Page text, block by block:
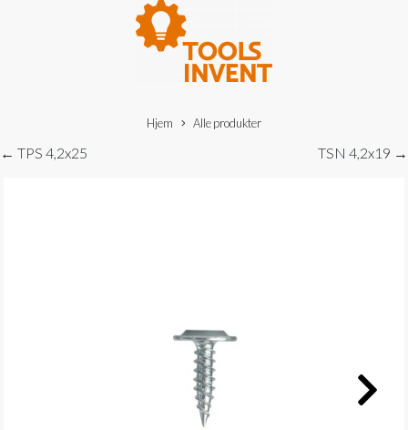
Hjem Alle produkter
TSN 4,2x19 →
← TPS 4,2x25